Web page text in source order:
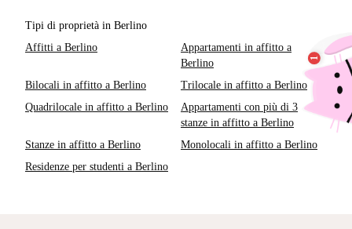
Tipi di proprietà in Berlino
Affitti a Berlino
Appartamenti in affitto a
Berlino
Bilocali in affitto a Berlino
Trilocale in affitto a Berlino
Quadrilocale in affitto a Berlino
Appartamenti con più di 3
stanze in affitto a Berlino
Stanze in affitto a Berlino
Monolocali in affitto a Berlino
Residenze per studenti a Berlino